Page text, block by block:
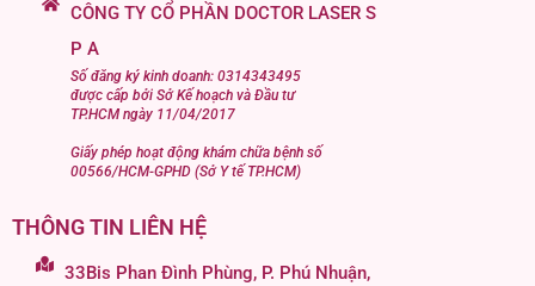
CÔNG TY CỔ PHẦN DOCTOR LASER S
P A
Số đăng ký kinh doanh: 0314343495
được cấp bởi Sở Kế hoạch và Đầu tư
TP.HCM ngày 11/04/2017
Giấy phép hoạt động khám chữa bệnh số
00566/HCM-GPHD (Sở Y tế TP.HCM)
THÔNG TIN LIÊN HỆ
33Bis Phan Đình Phùng, P. Phú Nhuận,